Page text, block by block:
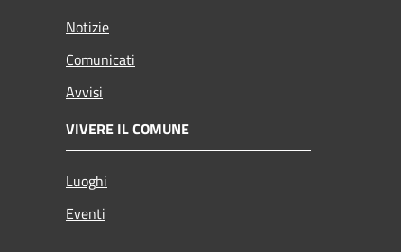
Notizie
Comunicati
Avvisi
VIVERE IL COMUNE
Luoghi
Eventi